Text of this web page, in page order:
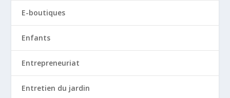
E-boutiques
Enfants
Entrepreneuriat
Entretien du jardin